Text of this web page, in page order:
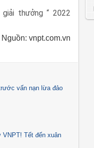
thưởng “ 2022
Nguồn: vnpt.com.vn
vấn nạn lừa đảo
VNPT! Tết đến xuân